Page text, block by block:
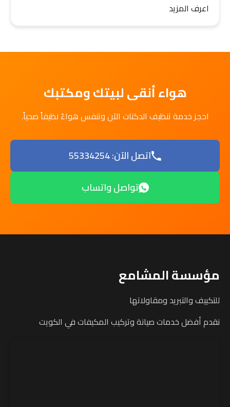
اعرف المزيد
هواء أنقى لبيتك ومكتبك
احجز خدمة تنظيف الدكتات الآن وتنفس هواءً نظيفاً صحياً.
اتصل الآن: 55334254
تواصل واتساب
مؤسسة المشامع
للتكييف والتبريد ومقاولاتها
نقدم أفضل خدمات صيانة وتركيب المكيفات في الكويت